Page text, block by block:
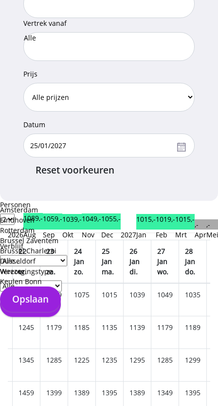
Personen
Verblijf
Verzorgingstype
Opslaan
Vertrek vanaf
Alle
Amsterdam
Eindhoven
Rotterdam
Brussel Zaventem
Brussel Charleroi
Düsseldorf
Weeze
Keulen Bonn
Opslaan
Prijs
Datum
Reset voorkeuren
2026
1089,-
Aug
1059,-
Sep
1039,-
Okt
1049,-
Nov
1055,-
Dec
2027
1015,-
Jan
1019,-
Feb
1015,-
Mrt
,-
Apr
,-
Mei
22
Jan
vr.
23
za.
24
Jan
zo.
25
Jan
ma.
26
Jan
di.
27
Jan
wo.
28
Jan
do.
1119 1109 1075 1015 1039 1049 1035
1245 1179 1185 1135 1139 1179 1189
1345 1285 1225 1235 1295 1285 1299
1459 1399 1389 1395 1389 1349 1395